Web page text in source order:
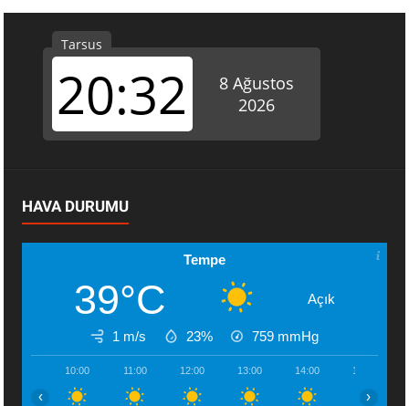
HAVA DURUMU
Tempe
39°C Açık
1 m/s 23% 759 mmHg
10:00 11:00 12:00 13:00 14:00 15:00
‹ ›